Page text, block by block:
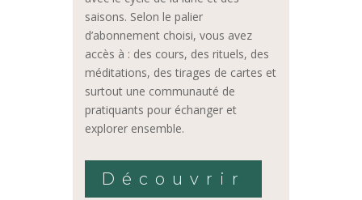
saisons. Selon le palier
d’abonnement choisi, vous avez
accès à : des cours, des rituels, des
méditations, des tirages de cartes et
surtout une communauté de
pratiquants pour échanger et
explorer ensemble.
Découvrir